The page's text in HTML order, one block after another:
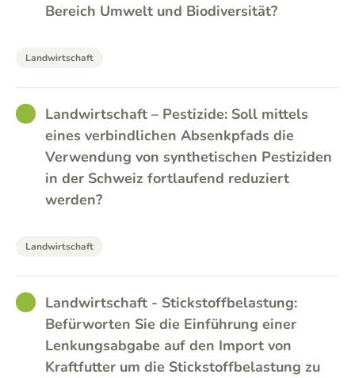
Bereich Umwelt und Biodiversität?
Landwirtschaft
GOODLandwirtschaft – Pestizide: Soll mittels
eines verbindlichen Absenkpfads die
Verwendung von synthetischen Pestiziden
in der Schweiz fortlaufend reduziert
werden?
Landwirtschaft
GOODLandwirtschaft - Stickstoffbelastung:
Befürworten Sie die Einführung einer
Lenkungsabgabe auf den Import von
Kraftfutter um die Stickstoffbelastung zu